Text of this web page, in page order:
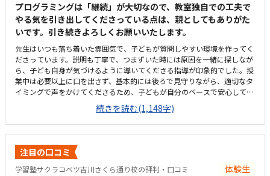
プログラミングは「継続」が大切なので、教室独自での工夫で
やる気を引き出してくださっている点は、親としてもありがた
いです。引き続きよろしくお願いいたします。
先生はいつも落ち着いた雰囲気で、子どもが質問しやすい環境を作ってく
ださっています。説明も丁寧で、つまずいた時には原因を一緒に探しなが
ら、子ども自身が気づけるように導いてくださる指導が印象的でした。授
業中は必要以上に口を出さず、基本的には後ろで見守りながら、適切なタ
イミングで声をかけてくださるため、子どもが自分のペースで安心して取
り組めています。カリキュラムの細かな内容まではまだ把握しきれていま
せんが、教室独自の進捗シートがとても分かりやすく作られており、「今
日はどこまで進んだか」が一目で確認できる仕組みになっています。子ど
も自身も「今日はここまで進んだよ」と嬉しそうに教えてくれるので、学
習の見える化がしっかりできていると感じます。さらに、各ステップの先
には「このあたりでどの検定レベルを目指せるか」といった目安も書かれ
ており、今どの段階にいて、どこに向かっているのかが親にも分かりやす
続きを読む(1,148字)
注目の口コミ
学習塾サクラコベツ吉川さくら通り校の評判・口コミ 体験生